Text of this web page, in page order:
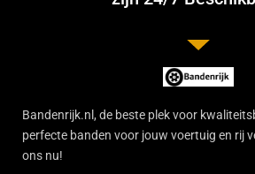
Bandenrijk.nl, de beste plek voor
perfecte banden voor jouw voertuig en rij
ons nu!